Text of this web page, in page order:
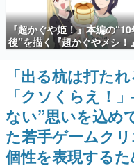
殿堂入り記
SNS拡散数が
ど。多くの人
事をまとめま
ゲームの企
名作ゲームク
聞きし、ヒッ
きます。
赫本
この物語を解
の形をした短
ダム・カム』開発元やチェコ
プロ野球選手から称賛の声
『超かぐや姫！』本編の“10
後”を描く『超かぐやメシ！
Web連載決定。新たなWeb
ガレーベル「ビビビコミック
にて特別話が掲載スタート
のお話には…まだ続きがある
「出る杭は打た
「クソくらえ！
ない”思いを込め
た若手ゲームク
個性を表現する